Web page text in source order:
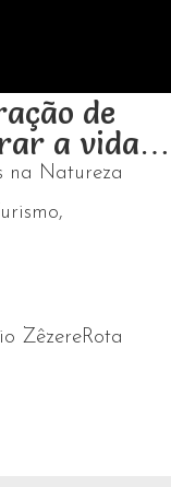
de
a vida…
ZêzereRota